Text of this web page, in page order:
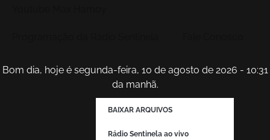
Bom dia, hoje é segunda-feira, 10 de agosto de 2026 - 10:31
da manhã.
BAIXAR ARQUIVOS
Rádio Sentinela ao vivo